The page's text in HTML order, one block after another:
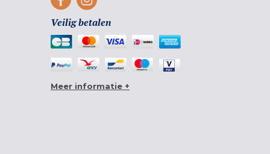
Veilig betalen
Meer informatie +